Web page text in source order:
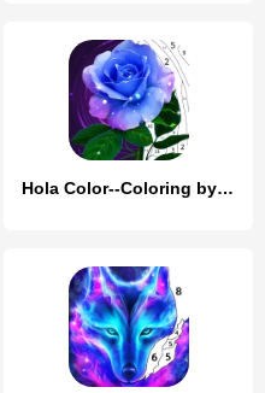
Hola Color--Coloring by Number